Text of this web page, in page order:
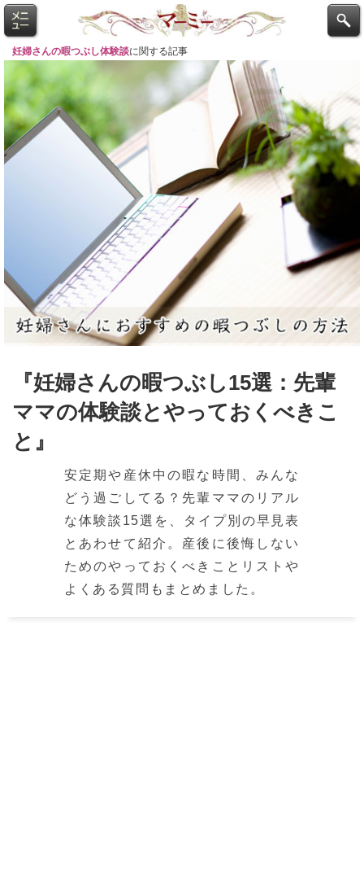
妊婦さんの暇つぶし体験談に関する記事
『妊婦さんの暇つぶし15選：先輩
ママの体験談とやっておくべきこ
と』
安定期や産休中の暇な時間、みんな
どう過ごしてる？先輩ママのリアル
な体験談15選を、タイプ別の早見表
とあわせて紹介。産後に後悔しない
ためのやっておくべきことリストや
よくある質問もまとめました。